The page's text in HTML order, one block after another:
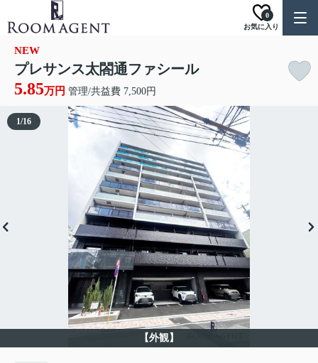
お気に入り
0
NEW
プレサンス太閤通ファシール
5.85万円 管理/共益費 7,500円
【外観】
1/16